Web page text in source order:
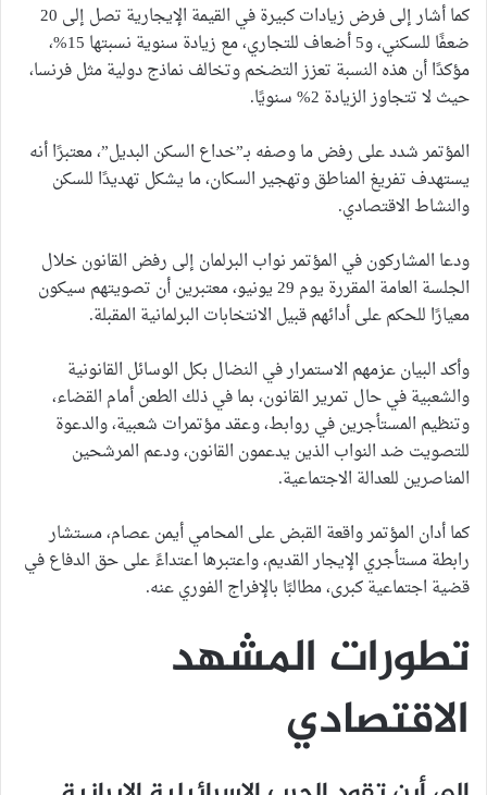
كما أشار إلى فرض زيادات كبيرة في القيمة الإيجارية تصل إلى 20
ضعفًا للسكني، و5 أضعاف للتجاري، مع زيادة سنوية نسبتها 15%،
مؤكدًا أن هذه النسبة تعزز التضخم وتخالف نماذج دولية مثل فرنسا،
حيث لا تتجاوز الزيادة 2% سنويًا.
المؤتمر شدد على رفض ما وصفه بـ”خداع السكن البديل”، معتبرًا أنه
يستهدف تفريغ المناطق وتهجير السكان، ما يشكل تهديدًا للسكن
والنشاط الاقتصادي.
ودعا المشاركون في المؤتمر نواب البرلمان إلى رفض القانون خلال
الجلسة العامة المقررة يوم 29 يونيو، معتبرين أن تصويتهم سيكون
معيارًا للحكم على أدائهم قبيل الانتخابات البرلمانية المقبلة.
وأكد البيان عزمهم الاستمرار في النضال بكل الوسائل القانونية
والشعبية في حال تمرير القانون، بما في ذلك الطعن أمام القضاء،
وتنظيم المستأجرين في روابط، وعقد مؤتمرات شعبية، والدعوة
للتصويت ضد النواب الذين يدعمون القانون، ودعم المرشحين
المناصرين للعدالة الاجتماعية.
كما أدان المؤتمر واقعة القبض على المحامي أيمن عصام، مستشار
رابطة مستأجري الإيجار القديم، واعتبرها اعتداءً على حق الدفاع في
قضية اجتماعية كبرى، مطالبًا بالإفراج الفوري عنه.
تطورات المشهد
الاقتصادي